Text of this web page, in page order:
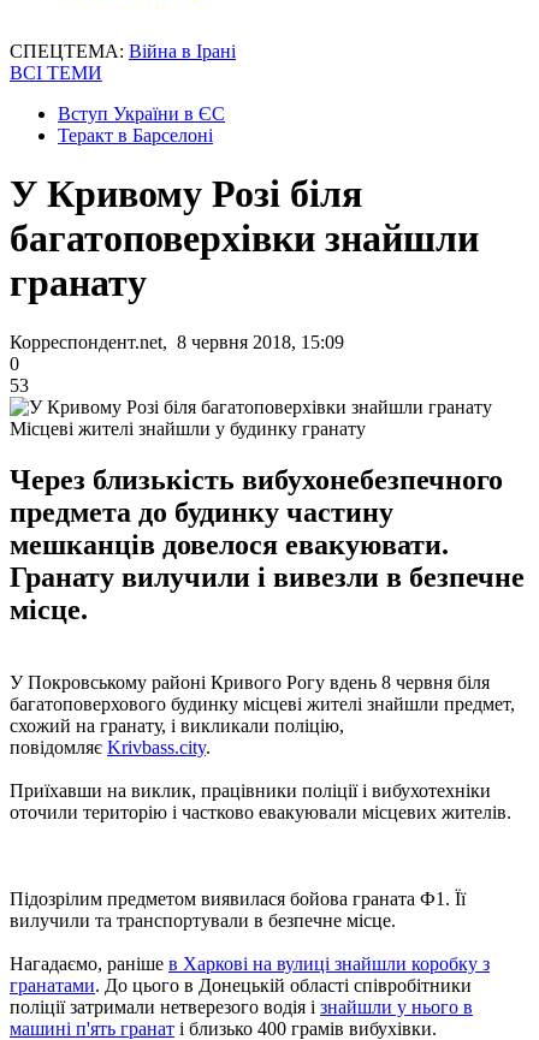
СПЕЦТЕМА: Війна в Ірані
ВСІ ТЕМИ
Вступ України в ЄС
Теракт в Барселоні
У Кривому Розі біля
багатоповерхівки знайшли
гранату
Корреспондент.net, 8 червня 2018, 15:09
0
53
Місцеві жителі знайшли у будинку гранату
Через близькість вибухонебезпечного
предмета до будинку частину
мешканців довелося евакуювати.
Гранату вилучили і вивезли в безпечне
місце.
У Покровському районі Кривого Рогу вдень ​​8 червня біля
багатоповерхового будинку місцеві жителі знайшли предмет,
схожий на гранату, і викликали поліцію,
повідомляє Krivbass.city.
Приїхавши на виклик, працівники поліції і вибухотехніки
оточили територію і частково евакуювали місцевих жителів.
Підозрілим предметом виявилася бойова граната Ф1. Її
вилучили та транспортували в безпечне місце.
Нагадаємо, раніше в Харкові на вулиці знайшли коробку з
гранатами. До цього в Донецькій області співробітники
поліції затримали нетверезого водія і знайшли у нього в
машині п'ять гранат і близько 400 грамів вибухівки.